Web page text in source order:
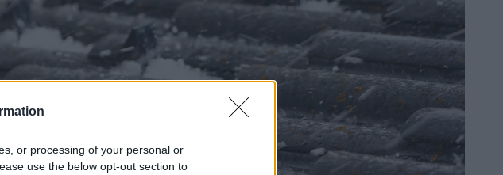
or processing of your personal or
use the below opt-out section to